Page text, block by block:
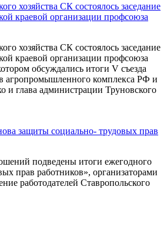
хозяйства СК состоялось заседание
краевой организации профсоюза
хозяйства СК состоялось заседание
краевой организации профсоюза
обсуждались итоги V съезда
агропромышленного комплекса РФ и
и глава администрации Труновского
защиты социально- трудовых прав
подведены итоги ежегодного
прав работников», организаторами
работодателей Ставропольского